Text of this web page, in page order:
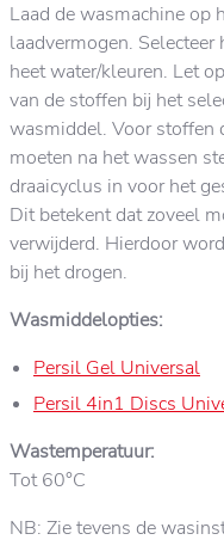
Laad de wasmachine op
laadvermogen.
heet water/kleuren. Let
van de stoffen bij het
wasmiddel. Voor stoffen
moeten na het wassen
draaicyclus in voor het
Dit betekent dat zoveel
verwijderd. Hierdoor
bij het drogen.
Wasmiddelopties:
Persil Gel Universal
Persil 4in1 Discs
Wastemperatuur:
Tot 60°C
NB: Zie tevens de